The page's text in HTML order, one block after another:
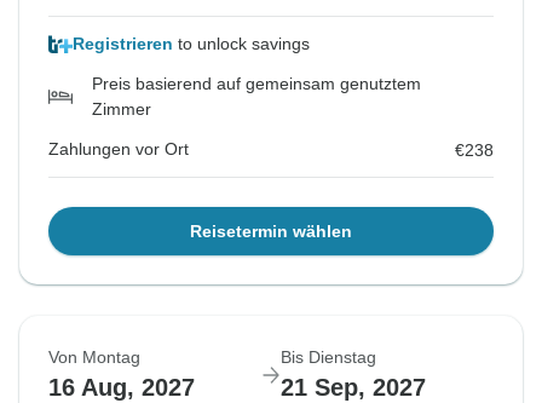
Registrieren to unlock savings
Preis basierend auf gemeinsam genutztem
Zimmer
Zahlungen vor Ort €238
Reisetermin wählen
Von Montag
16 Aug, 2027
Bis Dienstag
21 Sep, 2027